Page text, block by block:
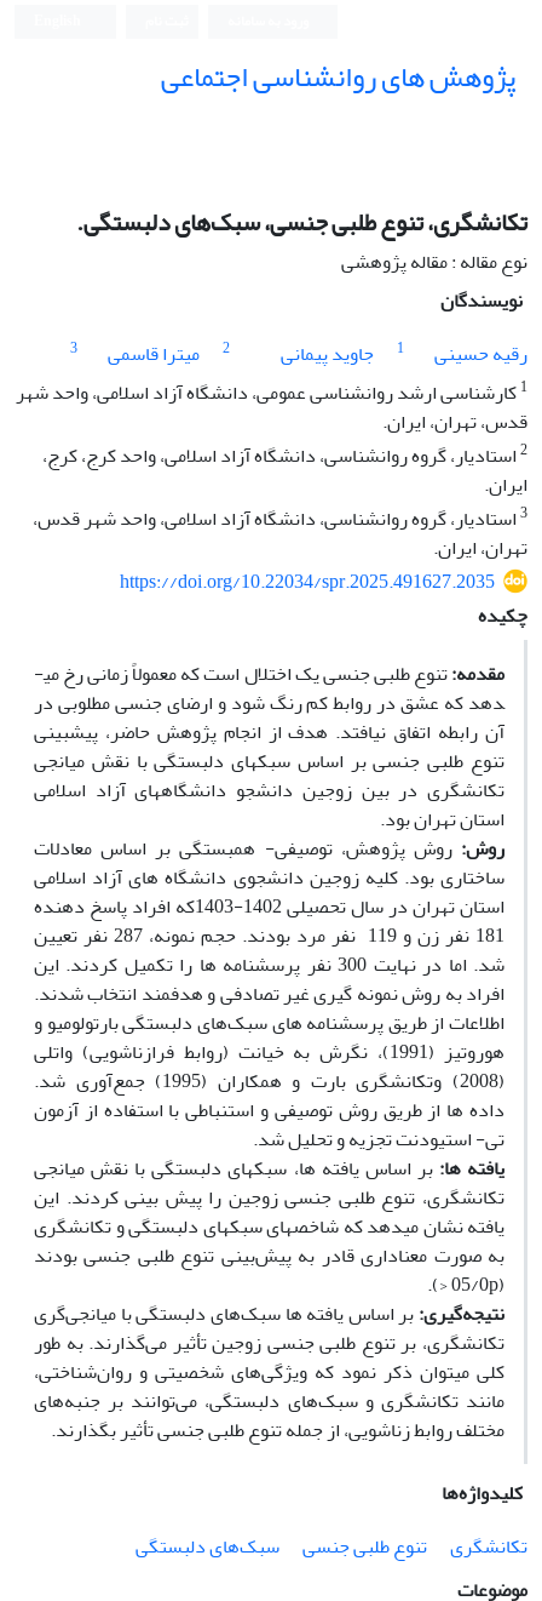
پژوهش های روانشناسی اجتماعی
تکانشگری، تنوع طلبی جنسی، سبک‌های دلبستگی.
نوع مقاله : مقاله پژوهشی
نویسندگان
رقیه حسینی
1 جاوید پیمانی 2 میترا قاسمی
3
1کارشناسی ارشد روانشناسی عمومی، دانشگاه آزاد اسلامی، واحد شهر
قدس، تهران، ایران.
2استادیار، گروه روانشناسی، دانشگاه آزاد اسلامی، واحد کرج، کرج،
ایران.
3استادیار، گروه روانشناسی، دانشگاه آزاد اسلامی، واحد شهر قدس،
تهران، ایران.
https://doi.org/10.22034/spr.2025.491627.2035
چکیده
مقدمه:تنوع طلبی جنسی یک اختلال است که معمولاً زمانی رخ می­
دهد که عشق در روابط کم رنگ شود و ارضای جنسی مطلوبی در
آن رابطه اتفاق نیافتد. هدف از انجام پژوهش حاضر، پیش­بینی
تنوع طلبی جنسی بر اساس سبک­های دلبستگی با نقش میانجی
تکانشگری در بین زوجین دانشجو‌ دانشگاه­های آزاد اسلامی
استان تهران بود.
روش: روش پژوهش، توصیفی- همبستگی بر اساس معادلات
ساختاری بود. کلیه زوجین دانشجوی دانشگاه ­های آزاد اسلامی
استان تهران در سال تحصیلی 1402-1403که افراد پاسخ دهنده
181 نفر زن و 119 نفر مرد بودند. حجم نمونه، ‌287‌ نفر تعیین
شد. اما در نهایت 300 نفر پرسشنامه­ ها را تکمیل کردند. این
افراد به روش نمونه­ گیری غیر تصادفی‌ و هدفمند انتخاب شدند.
اطلاعات از طریق پرسشنامه­ های سبک‌‌های دلبستگی بارتولومیو و
هوروتیز (1991)، نگرش به خیانت (روابط فرازناشویی) واتلی
(2008) وتکانشگری بارت و همکاران (1995) جمع‌آوری شد.
داده­ ها از طریق روش توصیفی و استنباطی با استفاده از آزمون
تی- استیودنت تجزیه و تحلیل شد.
یافته­ ها: بر اساس یافته­ ها، سبک­های دلبستگی با نقش میانجی
تکانشگری، تنوع طلبی جنسی زوجین را پیش ­بینی کردند. این
یافته نشان می­دهد که شاخص­های سبک­های دلبستگی و تکانشگری
به صورت معناداری قادر به پیش‌بینی تنوع طلبی جنسی بودند
(05/0p <).
نتیجه‌گیری:بر اساس یافته­ ها سبک‌های دلبستگی با میانجی‌گری
تکانشگری، بر تنوع ­طلبی جنسی زوجین تأثیر می‌گذارند. به طور
کلی می­توان ذکر نمود که ویژگی‌های شخصیتی و روان‌شناختی،
مانند تکانشگری و سبک‌های دلبستگی، می‌توانند بر جنبه‌های
مختلف روابط زناشویی، از جمله تنوع طلبی جنسی تأثیر بگذارند.
کلیدواژه‌ها
تکانشگری
تنوع طلبی جنسی
سبک‌های دلبستگی
موضوعات